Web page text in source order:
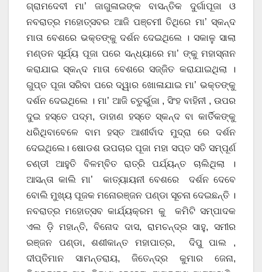
ଗ୍ରାମଦେବୀ ମା’ ଜାଗୁଳାଇଙ୍କ ବାସନ୍ତିକ ଦୁର୍ଗାପୂଜା ଓ
ନବରାତ୍ର ମହୋତ୍ସବର ଆଜି ପଞ୍ଚମୀ ତିଥିରେ ମା’ ସ୍କନ୍ଦ
ମାତା ବେଶରେ ଭକ୍ତଙ୍କୁ ଦର୍ଶନ ଦେଇଥିଲେ । ସକାଳୁ ସାଲା
ମଣ୍ଡନ ସୂର୍ଯ୍ୟ ପୂଜା ପରେ ସନ୍ଧ୍ୟାରେ ମା’ ଙ୍କୁ ମହାସ୍ନାନ
କରାଯାଇ ସ୍କନ୍ଦ ମାତା ବେଶରେ ସଜ୍ଜିତ କରାଯାଇଥିଲା ।
ଗୁପ୍ତ ପୂଜା ସରିବା ପରେ ଦ୍ୱାର ଖୋଳାଯାଇ ମା’ ଭକ୍ତଙ୍କୁ
ଦର୍ଶନ ଦେଇଥିଲେ । ମା’ ଆଜି ଚତୁର୍ଭୁଜା , ସିଂହ ବାହିନୀ , ଉପର
ଦୁଇ ହସ୍ତେ ପଦ୍ମ, ଡାହାଣ ହସ୍ତେ ସ୍କନ୍ଦ ବା କାର୍ତିକଙ୍କୁ
ଧରିଥିବାବେଳେ ବାମ ହସ୍ତ ଆଶୀର୍ବାଦ ମୁଦ୍ରା ରେ ଦର୍ଶନ
ଦେଇଥିଲେ। ଷୋଡଶ ଉପଚାର ପୂଜା ମହା ସପ୍ତ ସତି ସମ୍ପୂର୍ଣ
ଚଣ୍ଡୀ ଆହୁତି ବିଳମ୍ବିତ ରାତ୍ରି ପର୍ଯ୍ୟନ୍ତ ଚାଲିଥିଲା ।
ଆସନ୍ତା କାଲି ମା’ କାତ୍ୟାୟନୀ ବେଶରେ ଦର୍ଶନ ଦେବେ
ବୋଲି ମୁଖ୍ୟ ପୂଜକ ମନୋରଞ୍ଜନ ପଣ୍ଡା ସୂଚନା ଦେଇଛନ୍ତି ।
ନବରାତ୍ର ମହୋତ୍ସବ କାର୍ଯ୍ୟକ୍ରମ କୁ କମିଟି ସମ୍ପାଦକ
ଏଲ ଡ଼ି ମହାନ୍ତି, ବିନୋଦ ଦାସ, ରାମଚନ୍ଦ୍ର ସାହୁ, ସମୀର
ରଞ୍ଜନ ପଣ୍ଡା, ଶଶୀକାନ୍ତ ମହାପାତ୍ର, ଦିପୁ ପାଲ ,
ଦୀପ୍ତିମାନ ସାମନ୍ତରାୟ, ଜିତେନ୍ଦ୍ର କୁମାର ଜେନା,